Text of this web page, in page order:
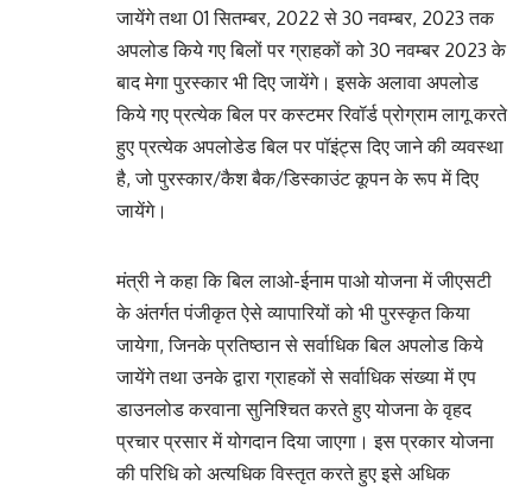
जायेंगे तथा 01 सितम्बर, 2022 से 30 नवम्बर, 2023 तक
अपलोड किये गए बिलों पर ग्राहकों को 30 नवम्बर 2023 के
बाद मेगा पुरस्कार भी दिए जायेंगे। इसके अलावा अपलोड
किये गए प्रत्येक बिल पर कस्टमर रिवॉर्ड प्रोग्राम लागू करते
हुए प्रत्येक अपलोडेड बिल पर पॉइंट्स दिए जाने की व्यवस्था
है, जो पुरस्कार/कैश बैक/डिस्काउंट कूपन के रूप में दिए
जायेंगे।
मंत्री ने कहा कि बिल लाओ-ईनाम पाओ योजना में जीएसटी
के अंतर्गत पंजीकृत ऐसे व्यापारियों को भी पुरस्कृत किया
जायेगा, जिनके प्रतिष्ठान से सर्वाधिक बिल अपलोड किये
जायेंगे तथा उनके द्वारा ग्राहकों से सर्वाधिक संख्या में एप
डाउनलोड करवाना सुनिश्चित करते हुए योजना के वृहद
प्रचार प्रसार में योगदान दिया जाएगा। इस प्रकार योजना
की परिधि को अत्यधिक विस्तृत करते हुए इसे अधिक